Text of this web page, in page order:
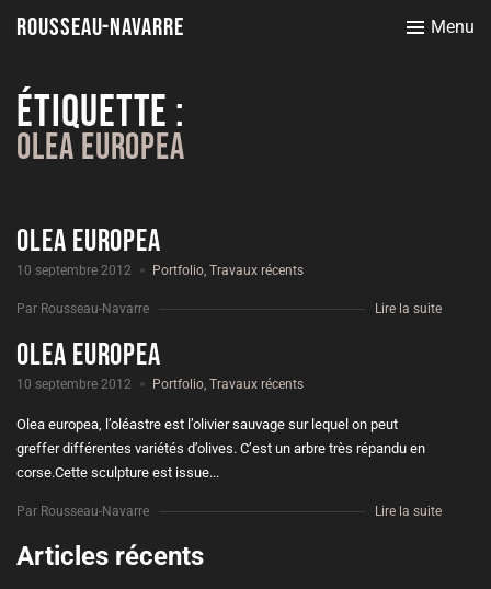
Rousseau-Navarre Menu
Étiquette :
Olea Europea
Olea europea
10 septembre 2012 Portfolio, Travaux récents
Par Rousseau-Navarre Lire la suite
Olea europea
10 septembre 2012 Portfolio, Travaux récents
Olea europea, l’oléastre est l’olivier sauvage sur lequel on peut
greffer différentes variétés d’olives. C’est un arbre très répandu en
corse.Cette sculpture est issue...
Par Rousseau-Navarre Lire la suite
Articles récents